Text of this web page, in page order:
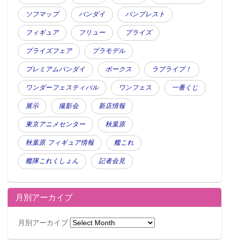
ソフマップ バンダイ バンプレスト
フィギュア フリュー プライズ
プライズフェア プラモデル
プレミアムバンダイ ボークス ラブライブ！
ワンダーフェスティバル ワンフェス 一番くじ
展示 撮影会 新店情報
東京アニメセンター 秋葉原
秋葉原 フィギュア情報 艦これ
艦隊これくしょん 記者会見
月別アーカイブ
月別アーカイブ